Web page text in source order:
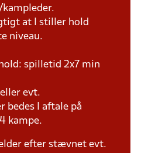
at I stiller hold
niveau.
spilletid 2x7 min
evt.
bedes I aftale på
kampe.
efter stævnet evt.